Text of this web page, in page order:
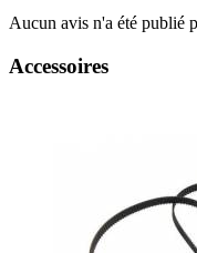
Aucun avis n'a été publié
Accessoires